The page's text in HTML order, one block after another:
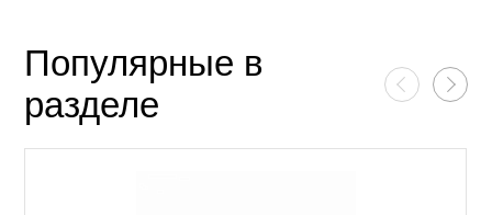
Популярные в
разделе